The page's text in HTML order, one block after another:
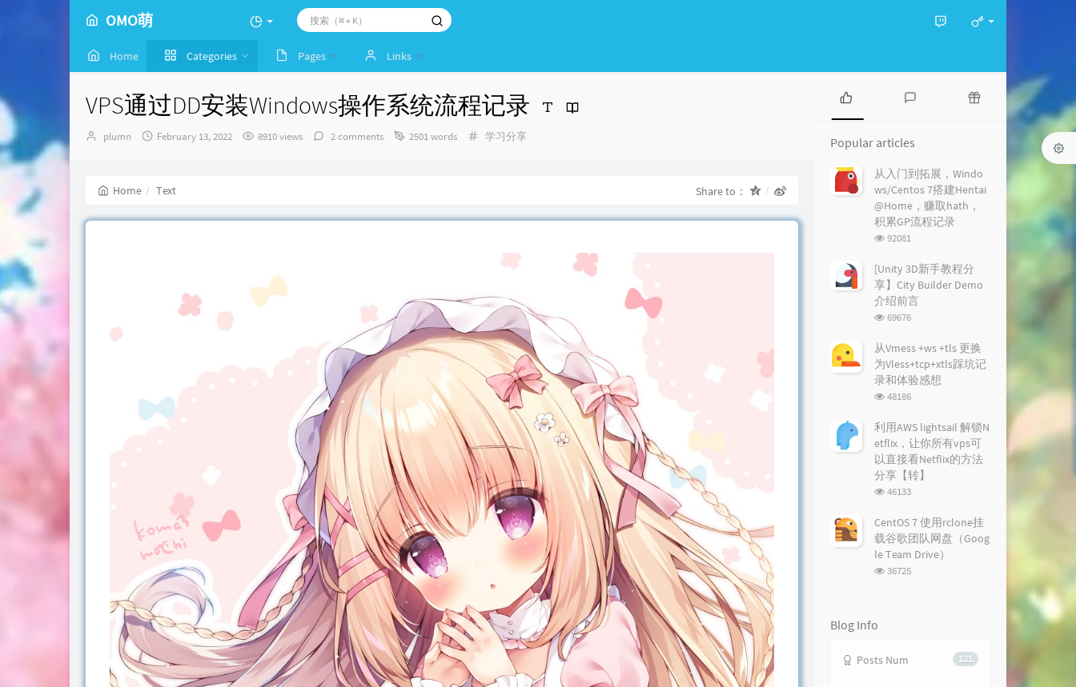
OMO萌
Home Categories Pages Links
VPS通过DD安装Windows操作系统流程记录
Author：
plumn
发
February 13, 2022 8910 views 2 comments 2501 words Categories：
学习分享
Home Text Share to：
P
p
u
l
a
t
i
c
s
t
e
s
c
o
m
n
t
d
o
a
Popular articles
从入门到拓展，Windo
ws/Centos 7搭建Hentai
@Home，赚取hath，
积累GP流程记录
浏
次
数:
92081
[Unity 3D新手教程分
享】City Builder Demo
介绍前言
浏
次
数:
69676
从Vmess +ws +tls 更换
为Vless+tcp+xtls踩坑记
录和体验感想
浏
次
数:
48186
利用AWS lightsail 解锁N
etflix，让你所有vps可
以直接看Netflix的方法
分享【转】
浏
次
数:
46133
CentOS 7 使用rclone挂
载谷歌团队网盘（Goog
le Team Drive）
浏
36725
Blog Info
121
Posts Num